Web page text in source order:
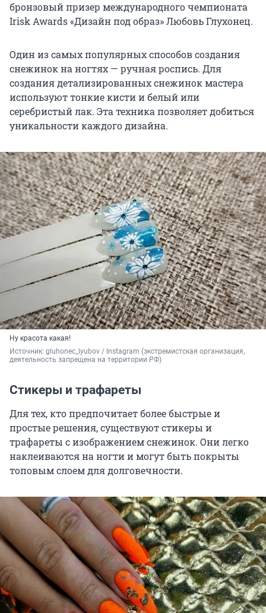
бронзовый призер международного чемпионата
Irisk Awards «Дизайн под образ» Любовь Глухонец.
Один из самых популярных способов создания
снежинок на ногтях — ручная роспись. Для
создания детализированных снежинок мастера
используют тонкие кисти и белый или
серебристый лак. Эта техника позволяет добиться
уникальности каждого дизайна.
Ну красота какая!
Источник: gluhonec_lyubov / Instagram (экстремистская организация,
деятельность запрещена на территории РФ)
Стикеры и трафареты
Для тех, кто предпочитает более быстрые и
простые решения, существуют стикеры и
трафареты с изображением снежинок. Они легко
наклеиваются на ногти и могут быть покрыты
топовым слоем для долговечности.